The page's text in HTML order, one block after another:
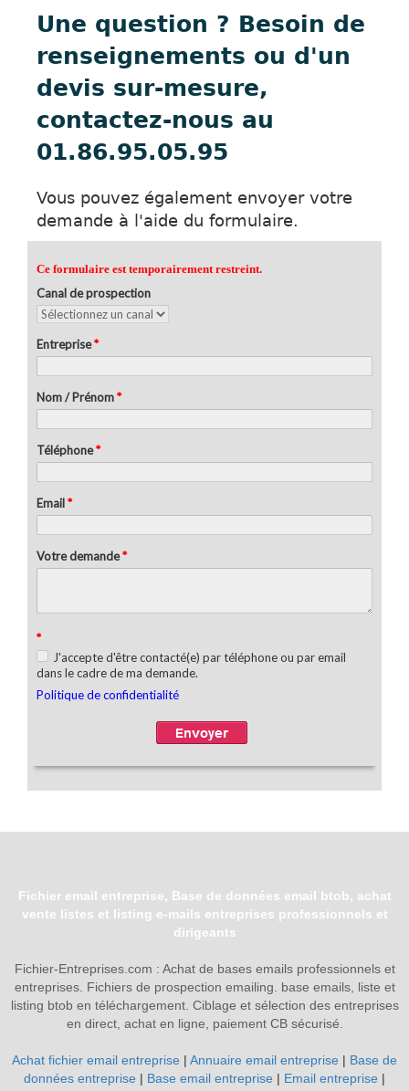
Une question ? Besoin de
renseignements ou d'un
devis sur-mesure,
contactez-nous au
01.86.95.05.95
Vous pouvez également envoyer votre
demande à l'aide du formulaire.
Fichier email entreprise, Base de données email btob, achat
vente listes et listing e-mails entreprises professionnels et
dirigeants
Fichier-Entreprises.com : Achat de bases emails professionnels et
entreprises. Fichiers de prospection emailing. base emails, liste et
listing btob en téléchargement. Ciblage et sélection des entreprises
en direct, achat en ligne, paiement CB sécurisé.
Achat fichier email entreprise | Annuaire email entreprise | Base de
données entreprise | Base email entreprise | Email entreprise |